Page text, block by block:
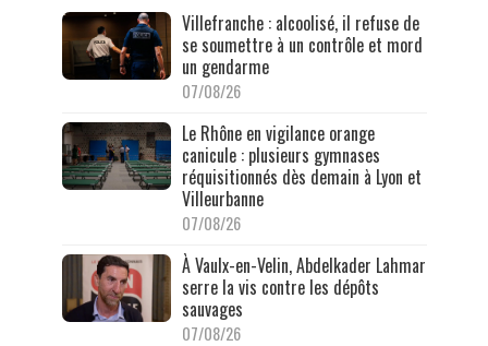
Villefranche : alcoolisé, il refuse de
se soumettre à un contrôle et mord
un gendarme
07/08/26
Le Rhône en vigilance orange
canicule : plusieurs gymnases
réquisitionnés dès demain à Lyon et
Villeurbanne
07/08/26
À Vaulx-en-Velin, Abdelkader Lahmar
serre la vis contre les dépôts
sauvages
07/08/26